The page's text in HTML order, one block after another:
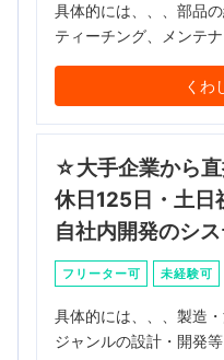
具体的には、、、部品
ティーチング、メンテ
くわ
☆大手企業から
休日125日・土日
自社内開発のシ
フリーター可 未経験可
具体的には、、、製造
ジャンルの設計・開発